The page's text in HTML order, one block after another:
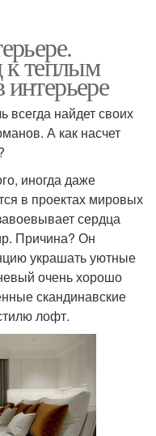
к теплым
найдет своих
А как насчет
иногда даже
в проектах мировых
сердца
Причина? Он
украшать уютные
очень хорошо
скандинавские
лофт.